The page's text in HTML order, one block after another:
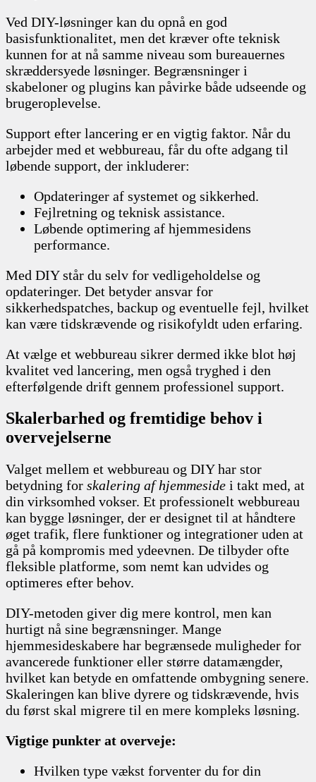
Ved DIY-løsninger kan du opnå en god
basisfunktionalitet, men det kræver ofte teknisk
kunnen for at nå samme niveau som bureauernes
skræddersyede løsninger. Begrænsninger i
skabeloner og plugins kan påvirke både udseende og
brugeroplevelse.
Support efter lancering er en vigtig faktor. Når du
arbejder med et webbureau, får du ofte adgang til
løbende support, der inkluderer:
Opdateringer af systemet og sikkerhed.
Fejlretning og teknisk assistance.
Løbende optimering af hjemmesidens
performance.
Med DIY står du selv for vedligeholdelse og
opdateringer. Det betyder ansvar for
sikkerhedspatches, backup og eventuelle fejl, hvilket
kan være tidskrævende og risikofyldt uden erfaring.
At vælge et webbureau sikrer dermed ikke blot høj
kvalitet ved lancering, men også tryghed i den
efterfølgende drift gennem professionel support.
Skalerbarhed og fremtidige behov i
overvejelserne
Valget mellem et webbureau og DIY har stor
betydning for skalering af hjemmeside i takt med, at
din virksomhed vokser. Et professionelt webbureau
kan bygge løsninger, der er designet til at håndtere
øget trafik, flere funktioner og integrationer uden at
gå på kompromis med ydeevnen. De tilbyder ofte
fleksible platforme, som nemt kan udvides og
optimeres efter behov.
DIY-metoden giver dig mere kontrol, men kan
hurtigt nå sine begrænsninger. Mange
hjemmesideskabere har begrænsede muligheder for
avancerede funktioner eller større datamængder,
hvilket kan betyde en omfattende ombygning senere.
Skaleringen kan blive dyrere og tidskrævende, hvis
du først skal migrere til en mere kompleks løsning.
Vigtige punkter at overveje:
Hvilken type vækst forventer du for din